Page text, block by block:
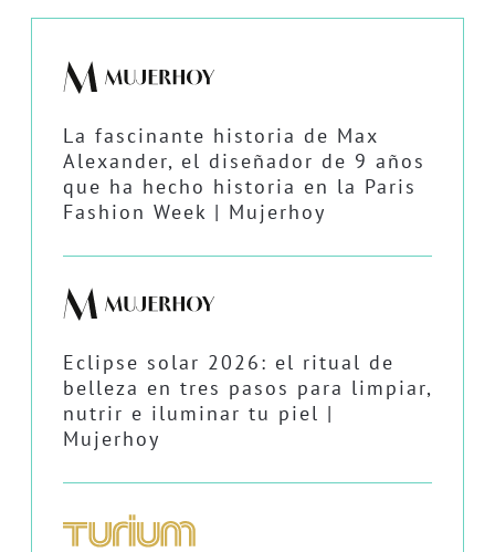
La fascinante historia de Max
Alexander, el diseñador de 9 años
que ha hecho historia en la Paris
Fashion Week | Mujerhoy
Eclipse solar 2026: el ritual de
belleza en tres pasos para limpiar,
nutrir e iluminar tu piel |
Mujerhoy